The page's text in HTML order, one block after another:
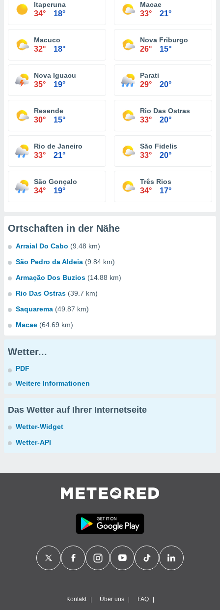
Itaperuna
34° 18°
Macae
33° 21°
Macuco
32° 18°
Nova Friburgo
26° 15°
Nova Iguacu
35° 19°
Parati
29° 20°
Resende
30° 15°
Rio Das Ostras
33° 20°
Rio de Janeiro
33° 21°
São Fidelis
33° 20°
São Gonçalo
34° 19°
Três Rios
34° 17°
Ortschaften in der Nähe
Arraial Do Cabo (9.48 km)
São Pedro da Aldeia (9.84 km)
Armação Dos Buzios (14.88 km)
Rio Das Ostras (39.7 km)
Saquarema (49.87 km)
Macae (64.69 km)
Wetter...
PDF
Weitere Informationen
Das Wetter auf Ihrer Internetseite
Wetter-Widget
Wetter-API
Kontakt Über uns FAQ